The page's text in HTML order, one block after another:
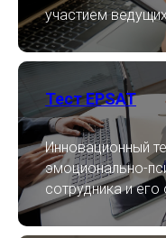
участием
Тест EPSAT
Инновационный
эмоционально-
сотрудника и